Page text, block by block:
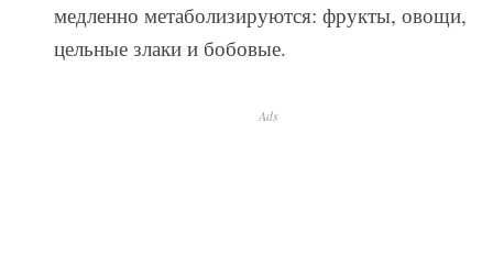
медленно метаболизируются: фрукты, овощи,
цельные злаки и бобовые.
Ads